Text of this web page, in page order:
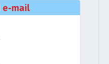
mail